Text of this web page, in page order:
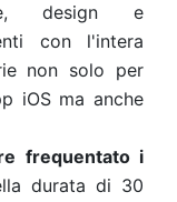
design e
con l'intera
non solo per
iOS ma anche
frequentato i
durata di 30